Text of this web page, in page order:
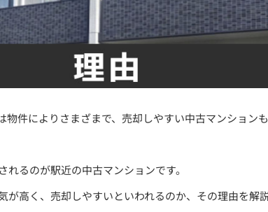
物件によりさまざまで、売却しやすい中古マンション
るのが駅近の中古マンションです。
高く、売却しやすいといわれるのか、その理由を解説